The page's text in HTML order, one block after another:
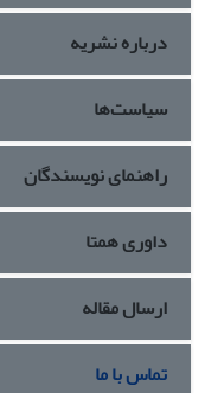
درباره نشریه
سیاست‌ها
راهنمای نویسندگان
داوری همتا
ارسال مقاله
تماس با ما